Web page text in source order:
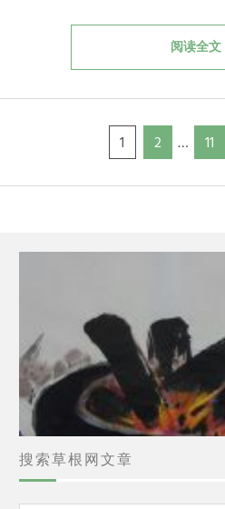
阅读全文
章
Page
1 Page
2 … Page
11
搜索草根网文章